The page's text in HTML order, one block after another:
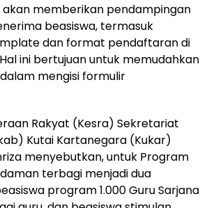
akan memberikan pendampingan
beasiswa, termasuk
dan format pendaftaran di
ini bertujuan untuk memudahkan
mengisi formulir
Rakyat (Kesra) Sekretariat
Kutai Kartanegara (Kukar)
menyebutkan, untuk Program
terbagi menjadi dua
program 1.000 Guru Sarjana